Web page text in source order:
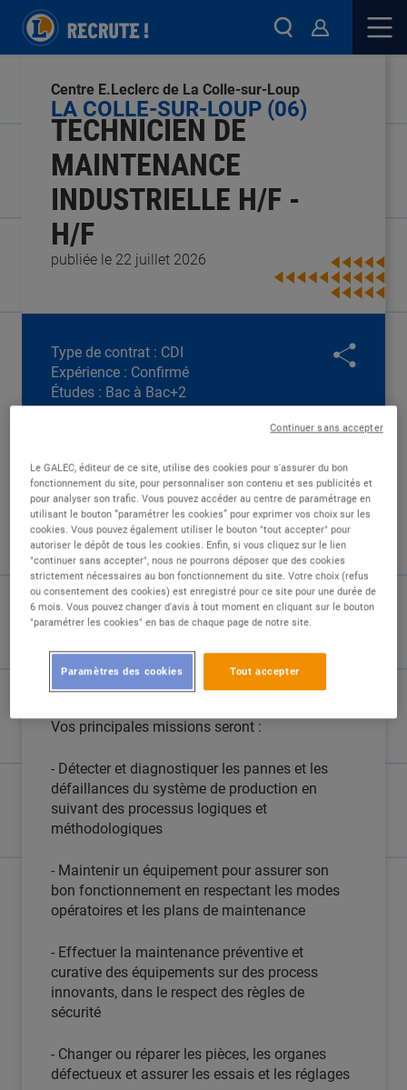
publiée le 22 juillet 2026
TECHNICIEN DE
MAINTENANCE
INDUSTRIELLE H/F -
H/F
LA COLLE-SUR-LOUP (06)
Centre E.Leclerc de La Colle-sur-Loup
Type de contrat : CDI
Expérience : Confirmé
Études : Bac à Bac+2
DESCRIPTION
Vous aimez le challenge ? Vous aimez
dépanner des systèmes mécanisés,
automatisés ? Alors rejoignez nous...
recrutons une personne en maintenance
industrielle.
Vos principales missions seront :
- Détecter et diagnostiquer les pannes et les
défaillances du système de production en
suivant des processus logiques et
méthodologiques
- Maintenir un équipement pour assurer son
bon fonctionnement en respectant les modes
opératoires et les plans de maintenance
- Effectuer la maintenance préventive et
curative des équipements sur des process
innovants, dans le respect des règles de
sécurité
- Changer ou réparer les pièces, les organes
défectueux et assurer les essais et les réglages
Le GALEC, éditeur de ce site, utilise des cookies pour s'assurer du bon
fonctionnement du site, pour personnaliser son contenu et ses publicités et
pour analyser son trafic. Vous pouvez accéder au centre de paramétrage en
utilisant le bouton “paramétrer les cookies” pour exprimer vos choix sur les
cookies. Vous pouvez également utiliser le bouton "tout accepter" pour
autoriser le dépôt de tous les cookies. Enfin, si vous cliquez sur le lien
"continuer sans accepter", nous ne pourrons déposer que des cookies
strictement nécessaires au bon fonctionnement du site. Votre choix (refus
ou consentement des cookies) est enregistré pour ce site pour une durée de
6 mois. Vous pouvez changer d'avis à tout moment en cliquant sur le bouton
"paramétrer les cookies" en bas de chaque page de notre site.
Tout accepter
Paramètres des cookies
Continuer sans accepter